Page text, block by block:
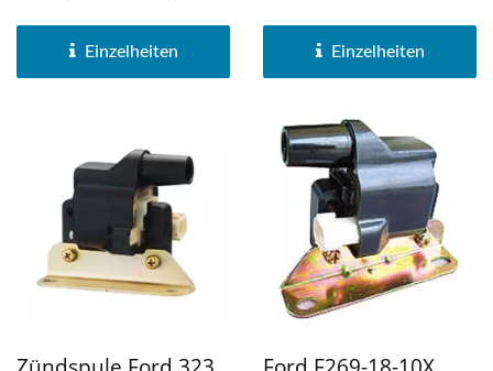
Einzelheiten
Einzelheiten